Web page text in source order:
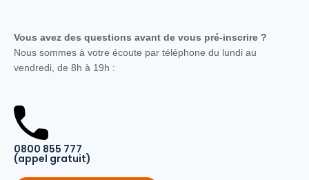
Vous avez des questions avant de vous pré-inscrire ?
Nous sommes à votre écoute par téléphone du lundi au
vendredi, de 8h à 19h :
0800 855 777
(appel gratuit)